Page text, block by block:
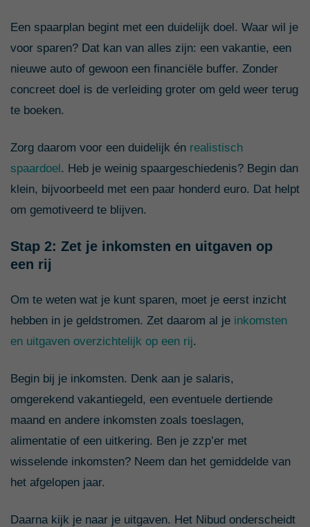
Een spaarplan begint met een duidelijk doel. Waar wil je
voor sparen? Dat kan van alles zijn: een vakantie, een
nieuwe auto of gewoon een financiële buffer. Zonder
concreet doel is de verleiding groter om geld weer terug
te boeken.
Zorg daarom voor een duidelijk én realistisch
spaardoel. Heb je weinig spaargeschiedenis? Begin dan
klein, bijvoorbeeld met een paar honderd euro. Dat helpt
om gemotiveerd te blijven.
Stap 2: Zet je inkomsten en uitgaven op
een rij
Om te weten wat je kunt sparen, moet je eerst inzicht
hebben in je geldstromen. Zet daarom al je inkomsten
en uitgaven overzichtelijk op een rij.
Begin bij je inkomsten. Denk aan je salaris,
omgerekend vakantiegeld, een eventuele dertiende
maand en andere inkomsten zoals toeslagen,
alimentatie of een uitkering. Ben je zzp’er met
wisselende inkomsten? Neem dan het gemiddelde van
het afgelopen jaar.
Daarna kijk je naar je uitgaven. Het Nibud onderscheidt